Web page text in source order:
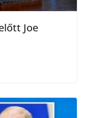
Joe